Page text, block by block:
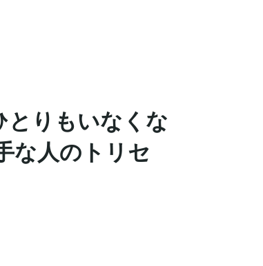
とりもいなくな
な人のトリセ